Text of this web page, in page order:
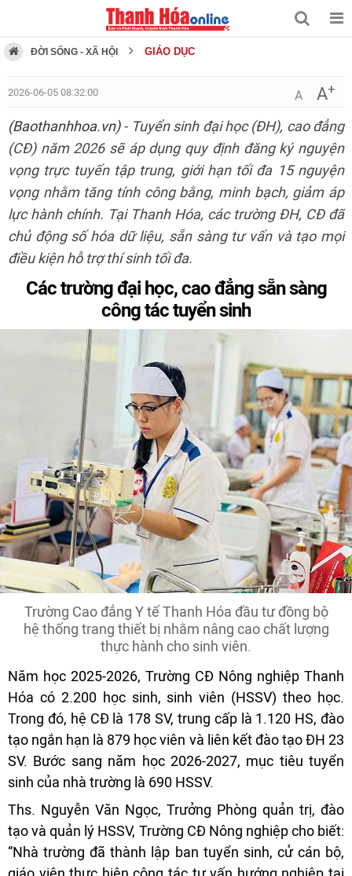
ĐỜI SỐNG - XÃ HỘI GIÁO DỤC
2026-06-05 08:32:00 A A+
(Baothanhhoa.vn)- Tuyển sinh đại học (ĐH), cao đẳng
(CĐ) năm 2026 sẽ áp dụng quy định đăng ký nguyện
vọng trực tuyến tập trung, giới hạn tối đa 15 nguyện
vọng nhằm tăng tính công bằng, minh bạch, giảm áp
lực hành chính. Tại Thanh Hóa, các trường ĐH, CĐ đã
chủ động số hóa dữ liệu, sẵn sàng tư vấn và tạo mọi
điều kiện hỗ trợ thí sinh tối đa.
Các trường đại học, cao đẳng sẵn sàng
công tác tuyển sinh
Trường Cao đẳng Y tế Thanh Hóa đầu tư đồng bộ
hệ thống trang thiết bị nhằm nâng cao chất lượng
thực hành cho sinh viên.
Năm học 2025-2026, Trường CĐ Nông nghiệp Thanh
Hóa có 2.200 học sinh, sinh viên (HSSV) theo học.
Trong đó, hệ CĐ là 178 SV, trung cấp là 1.120 HS, đào
tạo ngắn hạn là 879 học viên và liên kết đào tạo ĐH 23
SV. Bước sang năm học 2026-2027, mục tiêu tuyển
sinh của nhà trường là 690 HSSV.
Ths. Nguyễn Văn Ngọc, Trưởng Phòng quản trị, đào
tạo và quản lý HSSV, Trường CĐ Nông nghiệp cho biết:
“Nhà trường đã thành lập ban tuyển sinh, cử cán bộ,